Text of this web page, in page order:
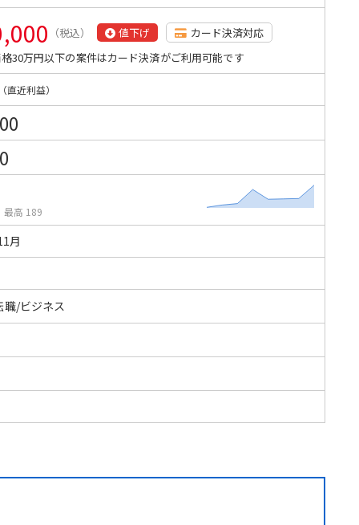
（税込） 値下げ
カード決済対応
30万円以下の案件はカード決済がご利用可能です
（直近利益）
最高 189
月
職/ビジネス